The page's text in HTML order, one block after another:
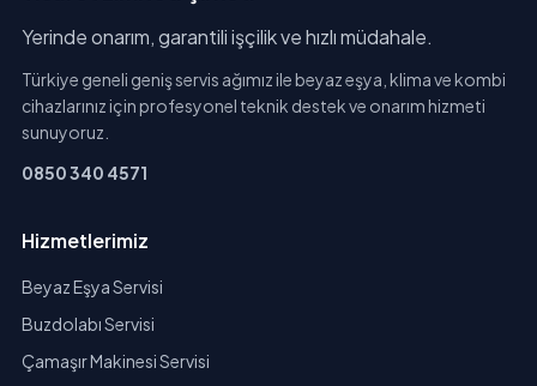
Yerinde onarım, garantili işçilik ve hızlı müdahale.
Türkiye geneli geniş servis ağımız ile beyaz eşya, klima ve kombi
cihazlarınız için profesyonel teknik destek ve onarım hizmeti
sunuyoruz.
0850 340 4571
Hizmetlerimiz
Beyaz Eşya Servisi
Buzdolabı Servisi
Çamaşır Makinesi Servisi